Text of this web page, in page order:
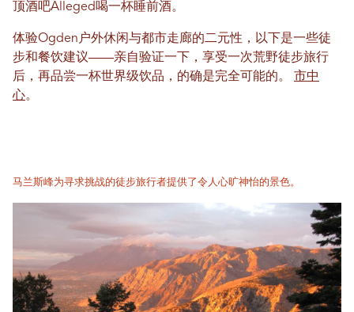
顶酒吧Alleged喝一杯睡前酒。
体验Ogden户外休闲与都市走廊的二元性，以下是一些徒
步和餐饮建议——亲自验证一下，享受一次荒野徒步旅行
后，再品尝一杯世界级饮品，的确是完全可能的。 市中
心。
马兰斯峰为寻求挑战的徒步旅行者提供了令人心旷神怡的景色。